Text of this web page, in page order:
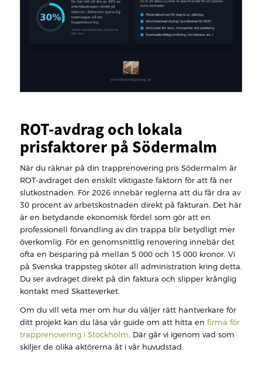
ROT-avdrag och lokala
prisfaktorer på Södermalm
När du räknar på din trapprenovering pris Södermalm är
ROT-avdraget den enskilt viktigaste faktorn för att få ner
slutkostnaden. För 2026 innebär reglerna att du får dra av
30 procent av arbetskostnaden direkt på fakturan. Det här
är en betydande ekonomisk fördel som gör att en
professionell förvandling av din trappa blir betydligt mer
överkomlig. För en genomsnittlig renovering innebär det
ofta en besparing på mellan 5 000 och 15 000 kronor. Vi
på Svenska trappsteg sköter all administration kring detta.
Du ser avdraget direkt på din faktura och slipper krånglig
kontakt med Skatteverket.
Om du vill veta mer om hur du väljer rätt hantverkare för
ditt projekt kan du läsa vår guide om att hitta en firma för
trapprenovering i Stockholm. Där går vi igenom vad som
skiljer de olika aktörerna åt i vår huvudstad.